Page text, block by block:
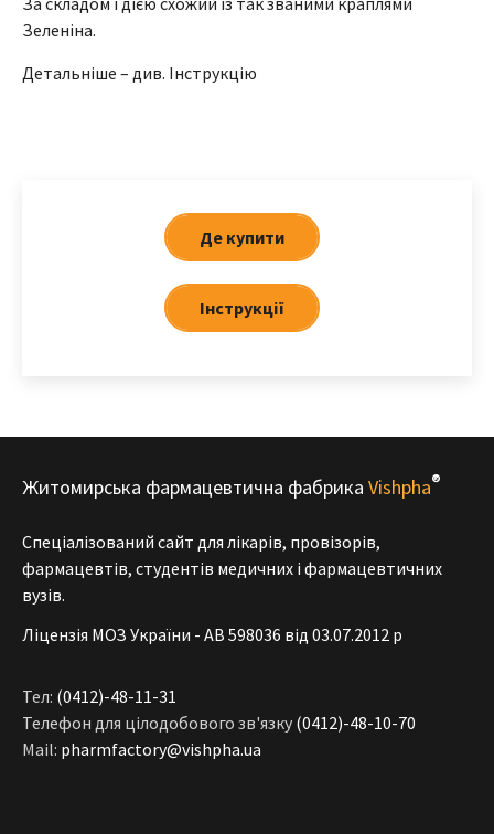
Зеленіна.
Детальніше – див. Інструкцію
Де купити
Iнструкції
Житомирська фармацевтична фабрика Vishpha®
Спеціалізований сайт для лікарів, провізорів,
фармацевтів, студентів медичних і фармацевтичних
вузів.
Ліцензія МОЗ України - АВ 598036 від 03.07.2012 р
Тел: (0412)-48-11-31
Телефон для цілодобового зв'язку (0412)-48-10-70
Mail: pharmfactory@vishpha.ua